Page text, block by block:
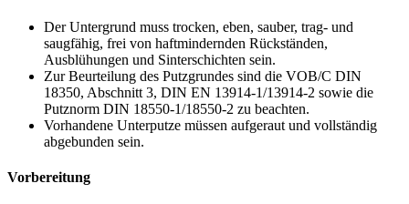
Der Untergrund muss trocken, eben, sauber, trag- und
saugfähig, frei von haftmindernden Rückständen,
Ausblühungen und Sinterschichten sein.
Zur Beurteilung des Putzgrundes sind die VOB/C DIN
18350, Abschnitt 3, DIN EN 13914-1/13914-2 sowie die
Putznorm DIN 18550-1/18550-2 zu beachten.
Vorhandene Unterputze müssen aufgeraut und vollständig
abgebunden sein.
Vorbereitung